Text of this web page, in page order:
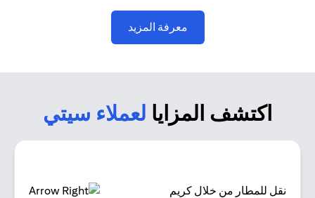
معرفة المزيد
اكتشف المزايا لعملاء سيتي
نقل للمطار من خلال كريم